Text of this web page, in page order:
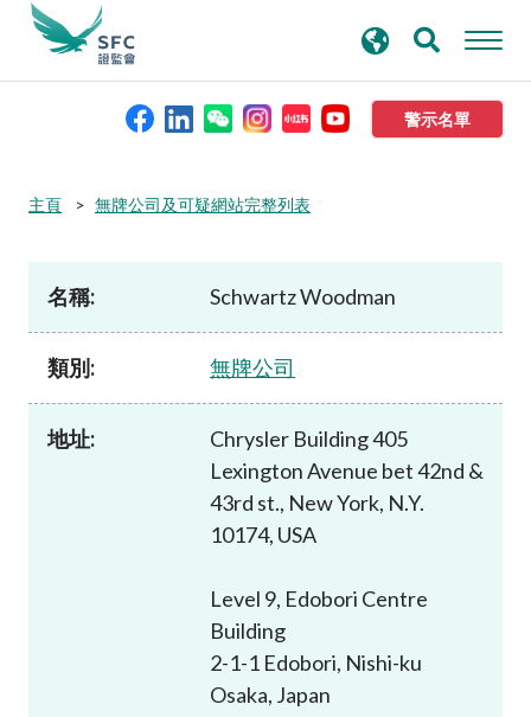
警示名單
本會簡介
規則及標準
資料庫
尋
主頁 無牌公司及可疑網站完整列表
名稱: Schwartz Woodman
類別: 無牌公司
地址:
Chrysler Building 405
Lexington Avenue bet 42nd &
43rd st., New York, N.Y.
10174, USA
Level 9, Edobori Centre
Building
2-1-1 Edobori, Nishi-ku
Osaka, Japan